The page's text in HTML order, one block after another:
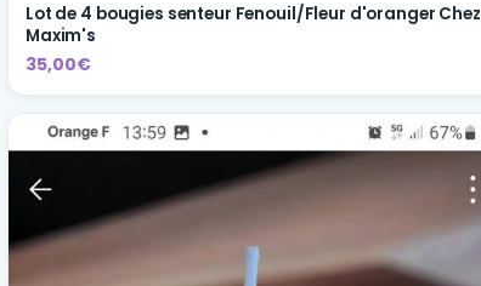
Lot de 4 bougies senteur Fenouil/Fleur d'oranger Chez
Maxim's
35,00€